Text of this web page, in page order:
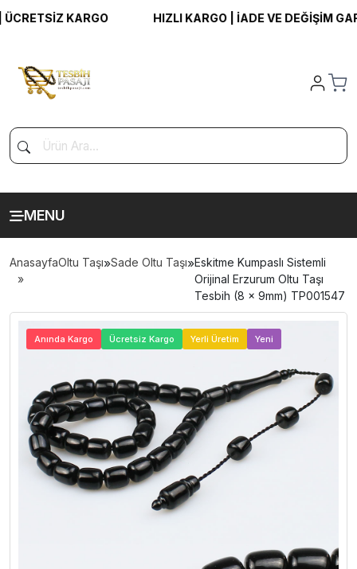
KARGO HIZLI KARGO | İADE VE DEĞİŞİM
MENU
AnasayfaOltu Taşı»Sade Oltu Taşı»Eskitme Kumpaslı Sistemli
Orijinal Erzurum Oltu Taşı
Tesbih (8 x 9mm) TP001547
Anında Kargo Ücretsiz Kargo Yerli Üretim Yeni